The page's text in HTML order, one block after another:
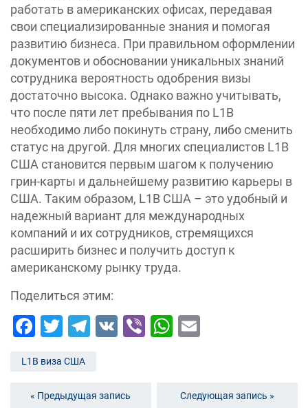
работать в американских офисах, передавая
свои специализированные знания и помогая
развитию бизнеса. При правильном оформлении
документов и обосновании уникальных знаний
сотрудника вероятность одобрения визы
достаточно высока. Однако важно учитывать,
что после пяти лет пребывания по L1B
необходимо либо покинуть страну, либо сменить
статус на другой. Для многих специалистов L1B
США становится первым шагом к получению
грин-карты и дальнейшему развитию карьеры в
США. Таким образом, L1B США – это удобный и
надежный вариант для международных
компаний и их сотрудников, стремящихся
расширить бизнес и получить доступ к
американскому рынку труда.
Поделиться этим:
Facebook
Twitter
Telegram
VK ViberWhatsApp
L1B виза США
« Предыдущая запись Следующая запись »